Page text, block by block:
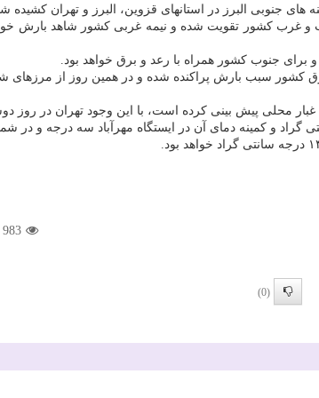
های جنوبی البرز در استانهای قزوین، البرز و تهران
کشور تقویت شده و نیمه غربی کشور شاهد بارش
جنوب کشور همراه با رعد و برق خواهد بود.
کشور سبب بارش پراکنده شده و در همین روز از
محلی پیش بینی کرده است، با این وجود تهران در روز
983
(0)